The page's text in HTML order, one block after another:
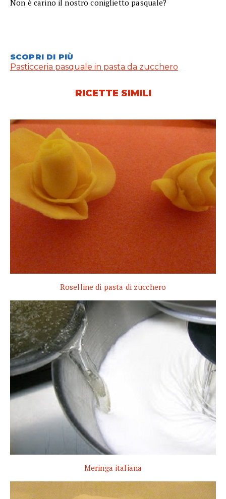
Non è carino il nostro coniglietto pasquale?
SCOPRI DI PIÙ
Pasticceria pasquale in pasta da zucchero
RICETTE SIMILI
Roselline di pasta di zucchero
Meringa italiana